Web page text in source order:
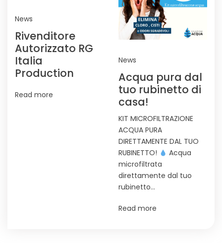
News
Rivenditore
Autorizzato RG
Italia
Production
Read more
News
Acqua pura dal
tuo rubinetto di
casa!
KIT MICROFILTRAZIONE
ACQUA PURA
DIRETTAMENTE DAL TUO
RUBINETTO!
Acqua
microfiltrata
direttamente dal tuo
rubinetto…
Read more